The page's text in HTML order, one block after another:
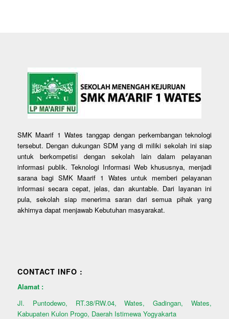
SMK Maarif 1 Wates tanggap dengan perkembangan teknologi
tersebut. Dengan dukungan SDM yang di miliki sekolah ini siap
untuk berkompetisi dengan sekolah lain dalam pelayanan
informasi publik. Teknologi Informasi Web khususnya, menjadi
sarana bagi SMK Maarif 1 Wates untuk memberi pelayanan
informasi secara cepat, jelas, dan akuntable. Dari layanan ini
pula, sekolah siap menerima saran dari semua pihak yang
akhirnya dapat menjawab Kebutuhan masyarakat.
CONTACT INFO :
Alamat :
Jl. Puntodewo, RT.38/RW.04, Wates, Gadingan, Wates,
Kabupaten Kulon Progo, Daerah Istimewa Yogyakarta